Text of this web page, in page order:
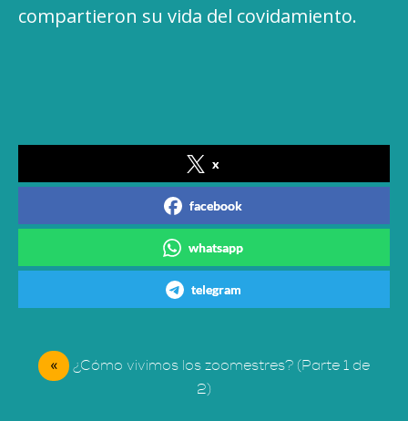
compartieron su vida del covidamiento.
x
facebook
whatsapp
telegram
«
¿Cómo vivimos los zoomestres? (Parte 1 de
2)